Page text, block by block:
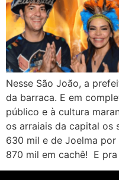
Nesse São João, a
da barraca. E em
público e à cultura
os arraiais da capital os
630 mil e de Joelma
870 mil em cachê! E